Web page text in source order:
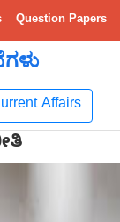
Question Papers
Affairs